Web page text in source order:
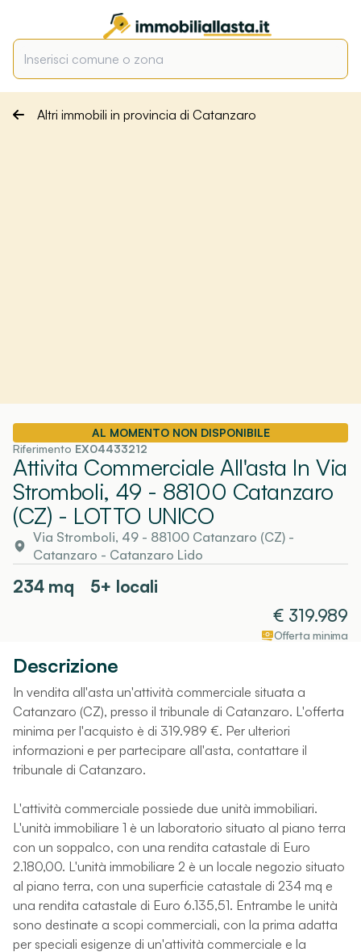
Altri immobili in provincia di Catanzaro
AL MOMENTO NON DISPONIBILE
Riferimento EX04433212
Attivita Commerciale All'asta In Via
Stromboli, 49 - 88100 Catanzaro
(CZ) - LOTTO UNICO
Via Stromboli, 49 - 88100 Catanzaro (CZ) -
Catanzaro - Catanzaro Lido
234mq
5+ locali
€ 319.989
Offerta minima
Descrizione
In vendita all'asta un'attività commerciale situata a
Catanzaro (CZ), presso il tribunale di Catanzaro. L'offerta
minima per l'acquisto è di 319.989 €. Per ulteriori
informazioni e per partecipare all'asta, contattare il
tribunale di Catanzaro.
L'attività commerciale possiede due unità immobiliari.
L'unità immobiliare 1 è un laboratorio situato al piano terra
con un soppalco, con una rendita catastale di Euro
2.180,00. L'unità immobiliare 2 è un locale negozio situato
al piano terra, con una superficie catastale di 234 mq e
una rendita catastale di Euro 6.135,51. Entrambe le unità
sono destinate a scopi commerciali, con la prima adatta
per speciali esigenze di un'attività commerciale e la